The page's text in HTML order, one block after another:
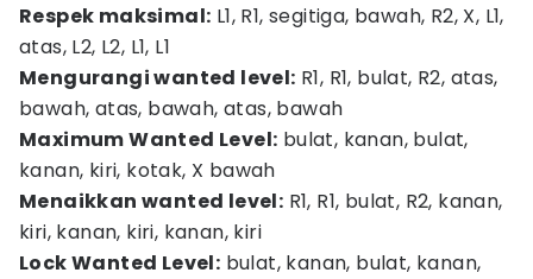
Respek maksimal: L1, R1, segitiga, bawah, R2, X, L1,
atas, L2, L2, L1, L1
Mengurangi wanted level: R1, R1, bulat, R2, atas,
bawah, atas, bawah, atas, bawah
Maximum Wanted Level: bulat, kanan, bulat,
kanan, kiri, kotak, X bawah
Menaikkan wanted level: R1, R1, bulat, R2, kanan,
kiri, kanan, kiri, kanan, kiri
Lock Wanted Level: bulat, kanan, bulat, kanan,